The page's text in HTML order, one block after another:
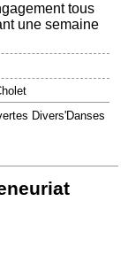
tous
une semaine
Divers'Danses